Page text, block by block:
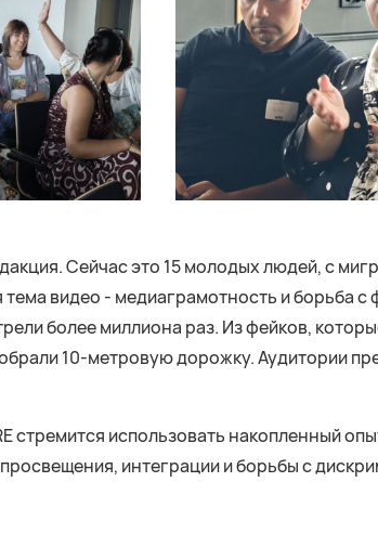
Сейчас это 15 молодых людей, с
тема видео - медиаграмотность и борьба с
более миллиона раз. Из фейков,
10-метровую дорожку. Аудитории
стремится использовать накопленный
интеграции и борьбы с